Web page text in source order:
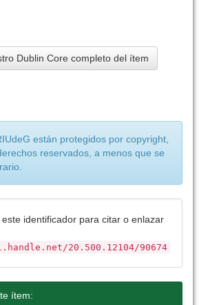
Dublin Core completo del ítem
están protegidos por copyright,
reservados, a menos que se
este identificador para citar o enlazar
20.500.12104/90674
ítem: